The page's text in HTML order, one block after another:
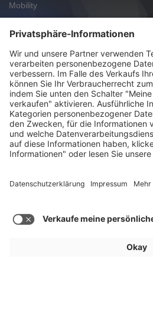
Mobility
Mobility
Mercedes-Benz GLA
Reichweite
Mehr Beiträge